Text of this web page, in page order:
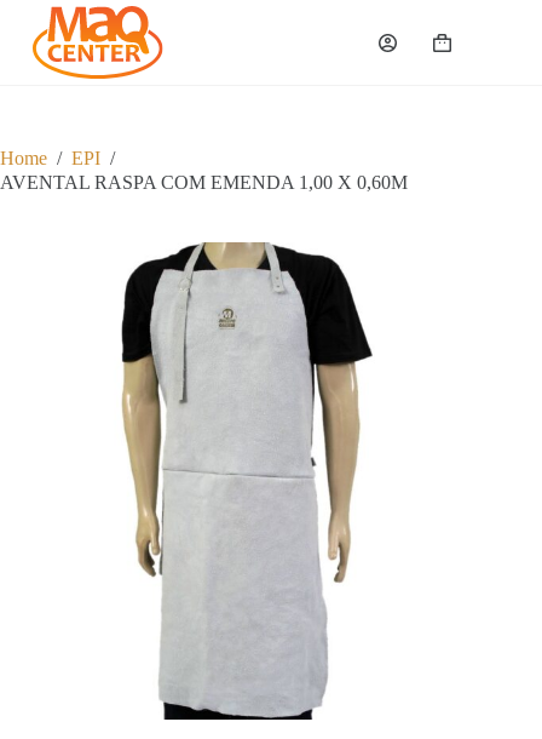
u
a
r
Carrinho
Home / EPI /
AVENTAL RASPA COM EMENDA 1,00 X 0,60M